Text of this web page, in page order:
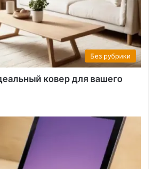
Без рубрики
ковер для вашего